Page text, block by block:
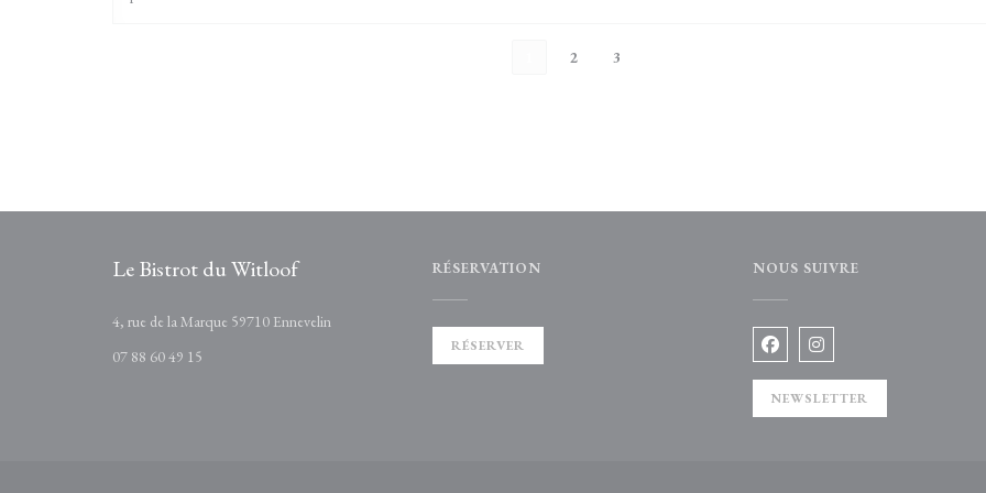
2 3
Le Bistrot du Witloof
4, rue de la Marque 59710 Ennevelin
07 88 60 49 15
RÉSERVATION
RÉSERVER
NOUS SUIVRE
Facebook ((ouvre une nouvelle
Instagram ((ouvre une
NEWSLETTER